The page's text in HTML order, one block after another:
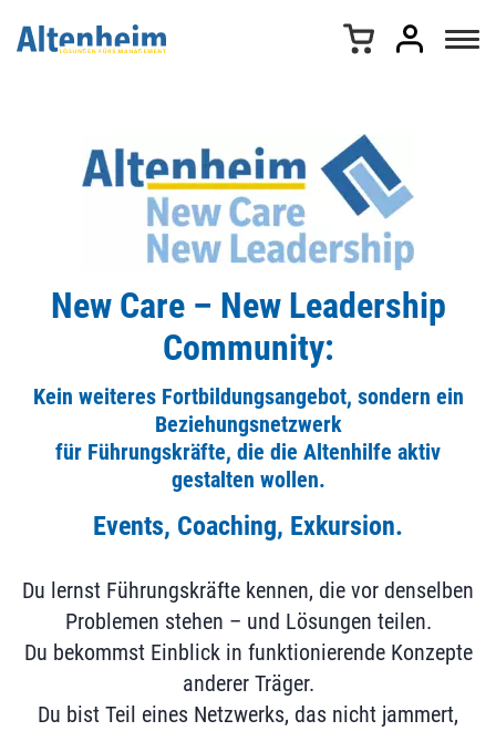
New Care – New Leadership
Community:
Kein weiteres Fortbildungsangebot, sondern ein
Beziehungsnetzwerk
für Führungskräfte, die die Altenhilfe aktiv
gestalten wollen.
Events, Coaching, Exkursion.
Du lernst Führungskräfte kennen, die vor denselben
Problemen stehen – und Lösungen teilen.
Du bekommst Einblick in funktionierende Konzepte
anderer Träger.
Du bist Teil eines Netzwerks, das nicht jammert,